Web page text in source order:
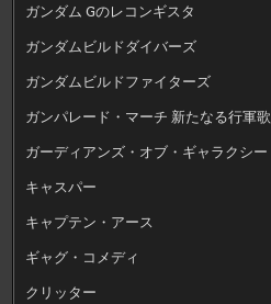
ガンダム Gのレコンギスタ
ガンダムビルドダイバーズ
ガンダムビルドファイターズ
ガンパレード・マーチ 新たなる行軍歌
ガーディアンズ・オブ・ギャラクシー
キャスパー
キャプテン・アース
ギャグ・コメディ
クリッター